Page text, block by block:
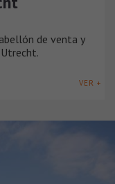
de venta y
VER +